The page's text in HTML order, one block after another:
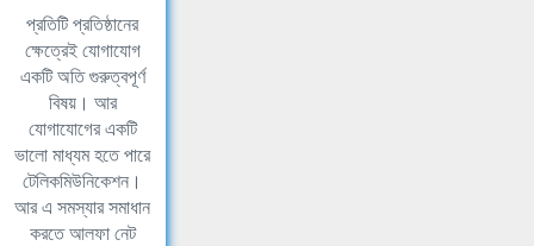
প্রতিটি প্রতিষ্ঠানের
ক্ষেত্রেই যোগাযোগ
একটি অতি গুরুত্বপূর্ণ
বিষয়। আর
যোগাযোগের একটি
ভালো মাধ্যম হতে পারে
টেলিকমিউনিকেশন।
আর এ সমস্যার সমাধান
করতে আলফা নেট